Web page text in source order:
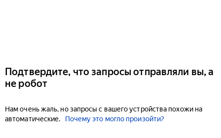
Подтвердите, что запросы отправляли вы, а
не робот
Нам очень жаль, но запросы с вашего устройства похожи на
автоматические.
Почему это могло произойти?